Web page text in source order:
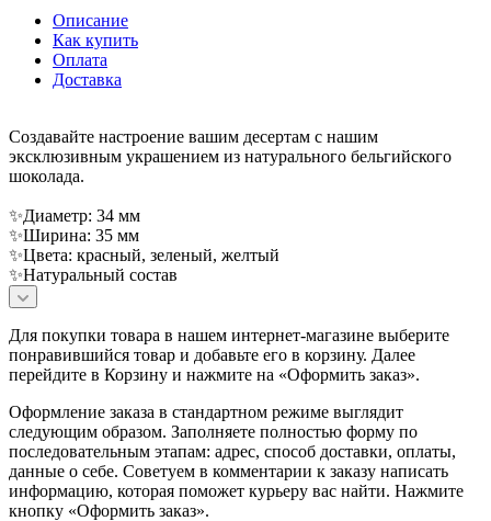
Описание
Как купить
Оплата
Доставка
Создавайте настроение вашим десертам с нашим
эксклюзивным украшением из натурального бельгийского
шоколада.
✨Диаметр: 34 мм
✨Ширина: 35 мм
✨Цвета: красный, зеленый, желтый
✨Натуральный состав
Для покупки товара в нашем интернет-магазине выберите
понравившийся товар и добавьте его в корзину. Далее
перейдите в Корзину и нажмите на «Оформить заказ».
Оформление заказа в стандартном режиме выглядит
следующим образом. Заполняете полностью форму по
последовательным этапам: адрес, способ доставки, оплаты,
данные о себе. Советуем в комментарии к заказу написать
информацию, которая поможет курьеру вас найти. Нажмите
кнопку «Оформить заказ».